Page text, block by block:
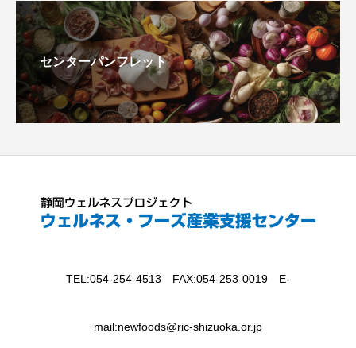
センターパンフレット
TEL:054-254-4513 FAX:054-253-0019 E-
mail:newfoods@ric-shizuoka.or.jp